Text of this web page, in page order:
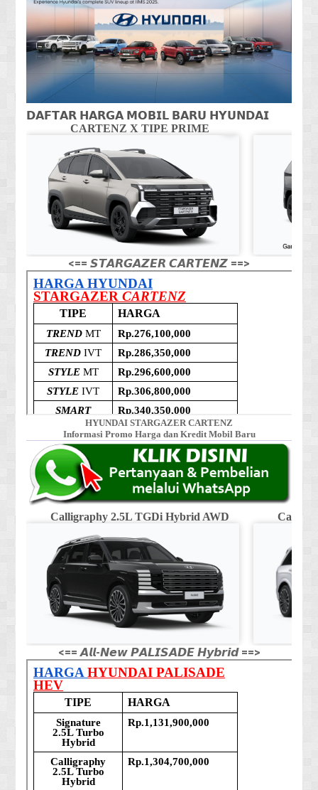
𝗗𝗔𝗙𝗧𝗔𝗥 𝗛𝗔𝗥𝗚𝗔 𝗠𝗢𝗕𝗜𝗟 𝗕𝗔𝗥𝗨 𝗛𝗬𝗨𝗡𝗗𝗔𝗜
CARTENZ X TIPE PRIME
<== 𝙎𝙏𝘼𝙍𝙂𝘼𝙕𝙀𝙍 𝘾𝘼𝙍𝙏𝙀𝙉𝙕 ==>
HYUNDAI STARGAZER CARTENZ
Informasi Promo Harga dan Kredit Mobil Baru
Calligraphy 2.5L TGDi Hybrid AWD
<== 𝘼𝙡𝙡-𝙉𝙚𝙬 𝙋𝘼𝙇𝙄𝙎𝘼𝘿𝙀 𝙃𝙮𝙗𝙧𝙞𝙙 ==>